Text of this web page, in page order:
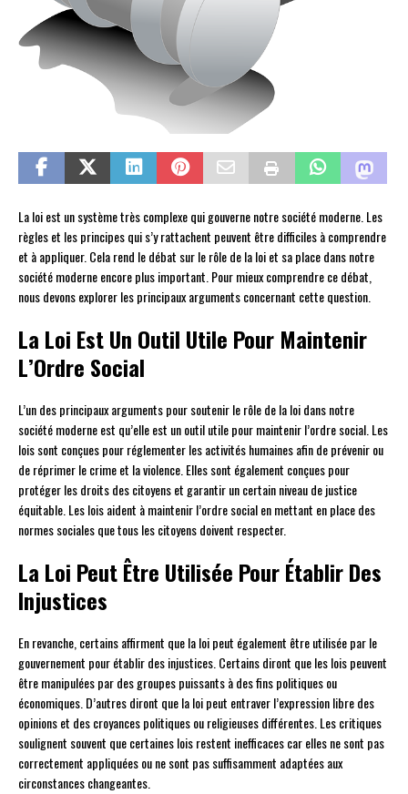
La loi est un système très complexe qui gouverne notre société moderne. Les
règles et les principes qui s’y rattachent peuvent être difficiles à comprendre
et à appliquer. Cela rend le débat sur le rôle de la loi et sa place dans notre
société moderne encore plus important. Pour mieux comprendre ce débat,
nous devons explorer les principaux arguments concernant cette question.
La Loi Est Un Outil Utile Pour Maintenir
L’Ordre Social
L’un des principaux arguments pour soutenir le rôle de la loi dans notre
société moderne est qu’elle est un outil utile pour maintenir l’ordre social. Les
lois sont conçues pour réglementer les activités humaines afin de prévenir ou
de réprimer le crime et la violence. Elles sont également conçues pour
protéger les droits des citoyens et garantir un certain niveau de justice
équitable. Les lois aident à maintenir l’ordre social en mettant en place des
normes sociales que tous les citoyens doivent respecter.
La Loi Peut Être Utilisée Pour Établir Des
Injustices
En revanche, certains affirment que la loi peut également être utilisée par le
gouvernement pour établir des injustices. Certains diront que les lois peuvent
être manipulées par des groupes puissants à des fins politiques ou
économiques. D’autres diront que la loi peut entraver l’expression libre des
opinions et des croyances politiques ou religieuses différentes. Les critiques
soulignent souvent que certaines lois restent inefficaces car elles ne sont pas
correctement appliquées ou ne sont pas suffisamment adaptées aux
circonstances changeantes.